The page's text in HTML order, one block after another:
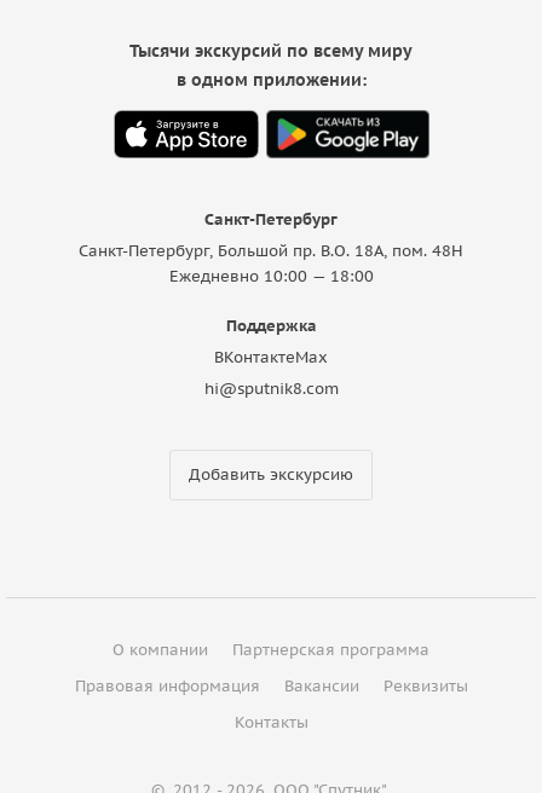
Санкт-Петербург
Санкт-Петербург, Большой пр. В.О. 18A, пом. 48Н
Ежедневно 10:00 — 18:00
Поддержка
ВКонтактеMax
hi@sputnik8.com
Добавить экскурсию
Тысячи экскурсий по всему миру
в одном приложении:
О компании
Партнерская программа
Правовая информация
Вакансии
Реквизиты
Контакты